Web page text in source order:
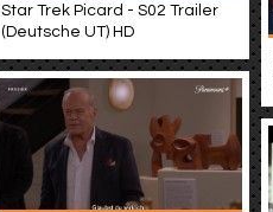
Star Trek Picard - S02 Trailer
(Deutsche UT) HD